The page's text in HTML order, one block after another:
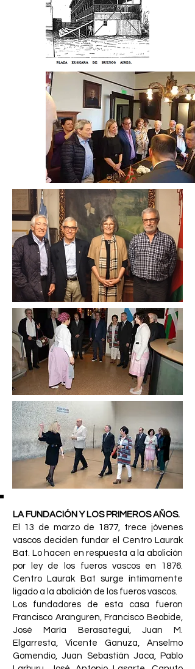
LA FUNDACIÓN Y LOS PRIMEROS AÑOS.
El 13 de marzo de 1877, trece jóvenes
vascos deciden fundar el Centro Laurak
Bat. Lo hacen en respuesta a la abolición
por ley de los fueros vascos en 1876.
Centro Laurak Bat surge íntimamente
ligado a la abolición de los fueros vascos.
Los fundadores de esta casa fueron
Francisco Aranguren, Francisco Beobide,
José María Berasategui, Juan M.
Elgarresta, Vicente Ganuza, Anselmo
Gomendio, Juan Sebastián Jaca, Pablo